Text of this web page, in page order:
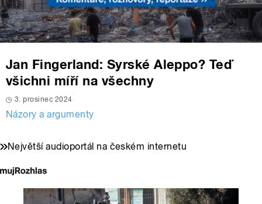
Jan Fingerland: Syrské Aleppo? Teď
všichni míří na všechny
3. prosinec 2024
Názory a argumenty
Největší audioportál na českém internetu